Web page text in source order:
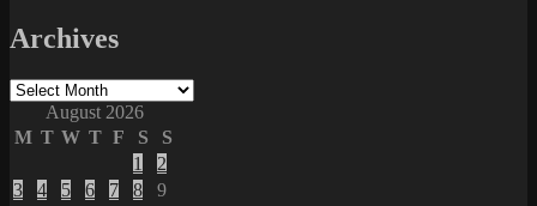
Archives
Archives
August 2026
M T W T F S
S
1
2
3
4 5 6 7 8
9